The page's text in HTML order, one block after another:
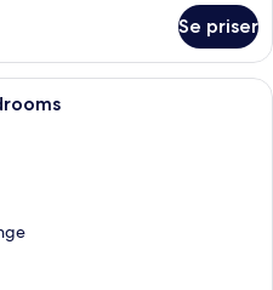
Se priser
Et moderne hotelværelse med en